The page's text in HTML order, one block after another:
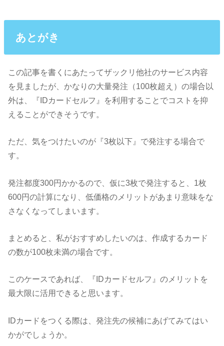
あとがき
この記事を書くにあたってザックリ他社のサービス内容
を見ましたが、かなりの大量発注（100枚超え）の場合以
外は、『IDカードセルフ』を利用することでコストを抑
えることができそうです。
ただ、気をつけたいのが『3枚以下』で発注する場合で
す。
発注都度300円かかるので、仮に3枚で発注すると、1枚
600円の計算になり、低価格のメリットがあまり意味をな
さなくなってしまいます。
まとめると、私がおすすめしたいのは、作成するカード
の数が100枚未満の場合です。
このケースであれば、『IDカードセルフ』のメリットを
最大限に活用できると思います。
IDカードをつくる際は、発注先の候補にあげてみてはい
かがでしょうか。